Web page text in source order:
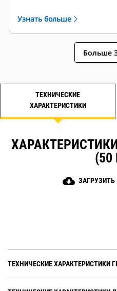
Узнать больше
Больше
ТЕХНИЧЕСКИЕ
ХАРАКТЕРИСТИКИ
(50
cloud_download ЗАГРУЗИТЬ
ТЕХНИЧЕСКИЕ ХАРАКТЕРИСТИКИ